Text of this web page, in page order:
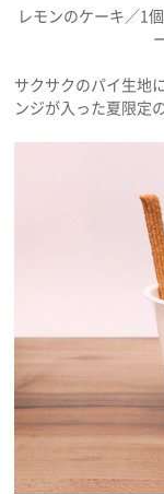
レモンのケーキ／1
サクサクのパイ生地
ンジが入った夏限定